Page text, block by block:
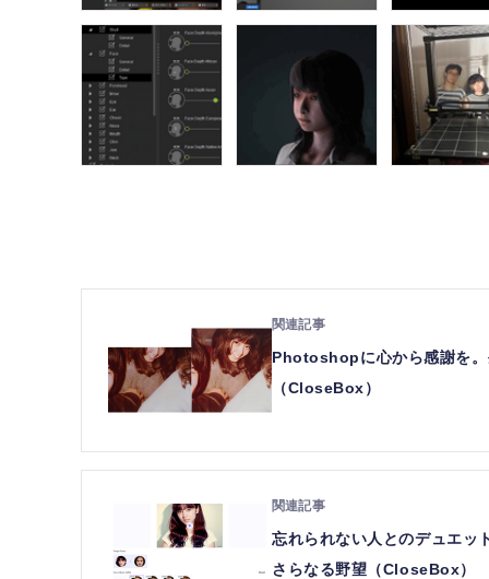
Photoshopに心から感謝を
（CloseBox）
忘れられない人とのデュエッ
さらなる野望（CloseBox）